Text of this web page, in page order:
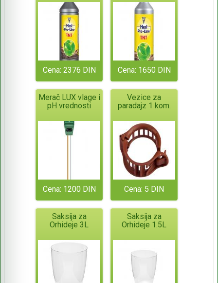
Cena: 2376 DIN Cena: 1650 DIN
Merač LUX vlage i
pH vrednosti
Cena: 1200 DIN
Vezice za
paradajz 1 kom.
Cena: 5 DIN
Saksija za
Orhideje 3L
Saksija za
Orhideje 1.5L